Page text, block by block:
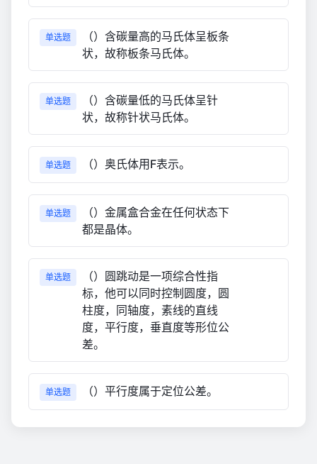
单选题
（）含碳量高的马氏体呈板条
状，故称板条马氏体。
单选题
（）含碳量低的马氏体呈针
状，故称针状马氏体。
单选题 （）奥氏体用F表示。
单选题
（）金属盒合金在任何状态下
都是晶体。
单选题
（）圆跳动是一项综合性指
标，他可以同时控制圆度，圆
柱度，同轴度，素线的直线
度，平行度，垂直度等形位公
差。
单选题 （）平行度属于定位公差。